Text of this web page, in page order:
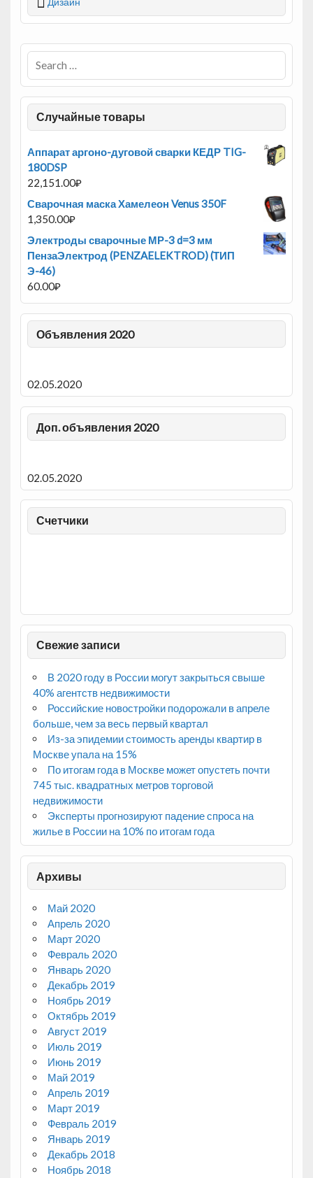
Случайные товары
Аппарат аргоно-дуговой сварки КЕДР TIG-
180DSP
22,151.00₽
Сварочная маска Хамелеон Venus 350F
1,350.00₽
Электроды сварочные МР-3 d=3 мм
ПензаЭлектрод (PENZAELEKTROD) (ТИП
Э-46)
60.00₽
Объявления 2020
02.05.2020
Доп. объявления 2020
02.05.2020
Счетчики
Свежие записи
В 2020 году в России могут закрыться свыше
40% агентств недвижимости
Российские новостройки подорожали в апреле
больше, чем за весь первый квартал
Из-за эпидемии стоимость аренды квартир в
Москве упала на 15%
По итогам года в Москве может опустеть почти
745 тыс. квадратных метров торговой
недвижимости
Эксперты прогнозируют падение спроса на
жилье в России на 10% по итогам года
Архивы
Май 2020
Апрель 2020
Март 2020
Февраль 2020
Январь 2020
Декабрь 2019
Ноябрь 2019
Октябрь 2019
Август 2019
Июль 2019
Июнь 2019
Май 2019
Апрель 2019
Март 2019
Февраль 2019
Январь 2019
Декабрь 2018
Ноябрь 2018